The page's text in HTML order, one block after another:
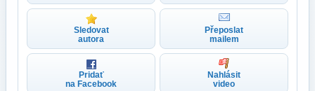
Sledovat
autora
Přeposlat
mailem
Pridať
na Facebook
Nahlásit
video